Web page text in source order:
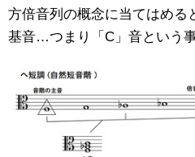
方倍音列の概念に当てはめる
基音…つまり「C」音という事